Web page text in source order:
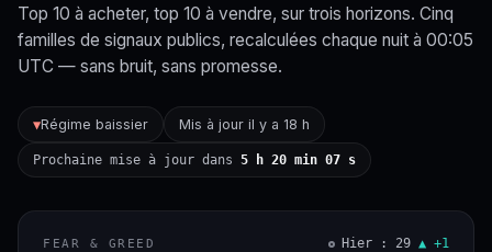
Top 10 à acheter, top 10 à vendre, sur trois horizons. Cinq
familles de signaux publics, recalculées chaque nuit à 00:05
UTC — sans bruit, sans promesse.
▼Régime baissier Mis à jour il y a 18 h
Prochaine mise à jour dans 5 h 20 min 06 s
FEAR & GREED Hier : 29 ▲ +1